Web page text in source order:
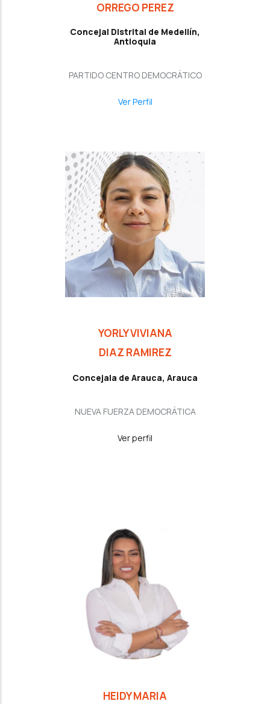
ORREGO PEREZ
Concejal Distrital de Medellín,
Antioquia
PARTIDO CENTRO DEMOCRÁTICO
Ver Perfil
YORLY VIVIANA
DIAZ RAMIREZ
Concejala de Arauca, Arauca
NUEVA FUERZA DEMOCRÁTICA
Ver perfil
HEIDY MARIA